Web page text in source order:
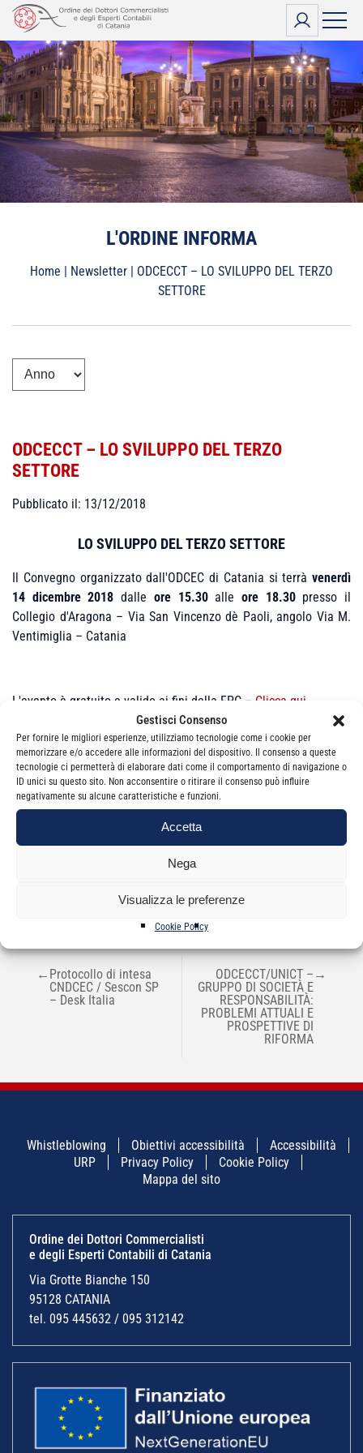
Gestisci Consenso
Per fornire le migliori esperienze, utilizziamo tecnologie come i cookie per
memorizzare e/o accedere alle informazioni del dispositivo. Il consenso a queste
tecnologie ci permetterà di elaborare dati come il comportamento di navigazione o
ID unici su questo sito. Non acconsentire o ritirare il consenso può influire
negativamente su alcune caratteristiche e funzioni.
Accetta
Nega
Visualizza le preferenze
Cookie Policy
Vai
contenuto
L'ORDINE INFORMA
Home | Newsletter | ODCECCT – LO SVILUPPO DEL TERZO
SETTORE
ODCECCT – LO SVILUPPO DEL TERZO
SETTORE
Pubblicato il: 13/12/2018
LO SVILUPPO DEL TERZO SETTORE
Il Convegno organizzato dall'ODCEC di Catania si terrà venerdì
14 dicembre 2018 dalle ore 15.30alle ore 18.30presso il
Collegio d'Aragona – Via San Vincenzo dè Paoli, angolo Via M.
Ventimiglia – Catania
L'evento è gratuito e valido ai fini della FPC – Clicca qui
NAVIGAZIONE
ARTICOLI
← Protocollo di intesa
CNDCEC / Sescon SP
– Desk Italia
ODCECCT/UNICT –
GRUPPO DI SOCIETÀ E
RESPONSABILITÀ:
PROBLEMI ATTUALI E
PROSPETTIVE DI
RIFORMA
→
Whistleblowing Obiettivi accessibilità
Accessibilità
URP
Privacy Policy
Cookie Policy
Mappa del sito
Ordine dei Dottori Commercialisti
e degli Esperti Contabili di Catania
Via Grotte Bianche 150
95128 CATANIA
tel. 095 445632 / 095 312142